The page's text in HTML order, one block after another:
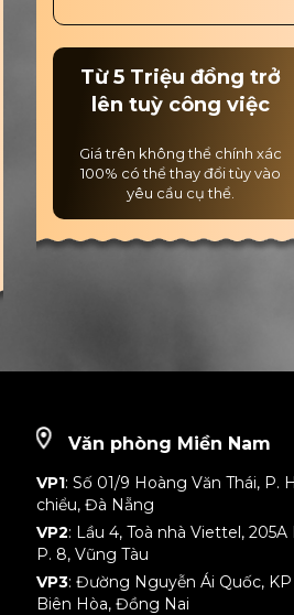
Từ 5 Triệu đồng trở
lên tuỳ công việc
Giá trên không thể chính xác
100% có thể thay đổi tùy vào
yêu cầu cụ thể.
Văn phòng Miền Nam
VP1: Số 01/9 Hoàng Văn Thái, P.
chiểu, Đà Nẵng
VP2: Lầu 4, Toà nhà Viettel,
P. 8, Vũng Tàu
VP3: Đường Nguyễn Ái Quốc, KP
Biên Hòa, Đồng Nai